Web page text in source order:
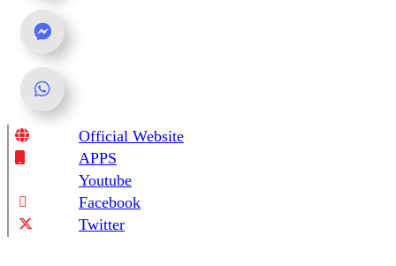
Online News Portal
Official Website
APPS
Youtube
Facebook
Twitter